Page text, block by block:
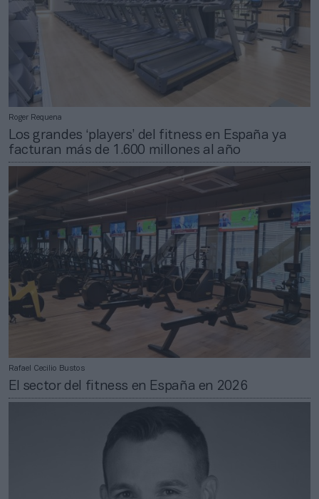
Roger Requena
Los grandes ‘players’ del fitness en España ya
facturan más de 1.600 millones al año
Rafael Cecilio Bustos
El sector del fitness en España en 2026